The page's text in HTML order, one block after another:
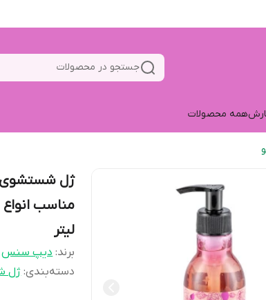
جستجو در محصولات
همه محصولات
ژل
لیتر
برند: دیپ سنس
دسته‌بندی:ژل